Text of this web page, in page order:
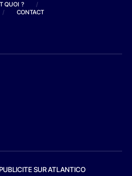
QUOI ?
/
/ CONTACT
SUR ATLANTICO